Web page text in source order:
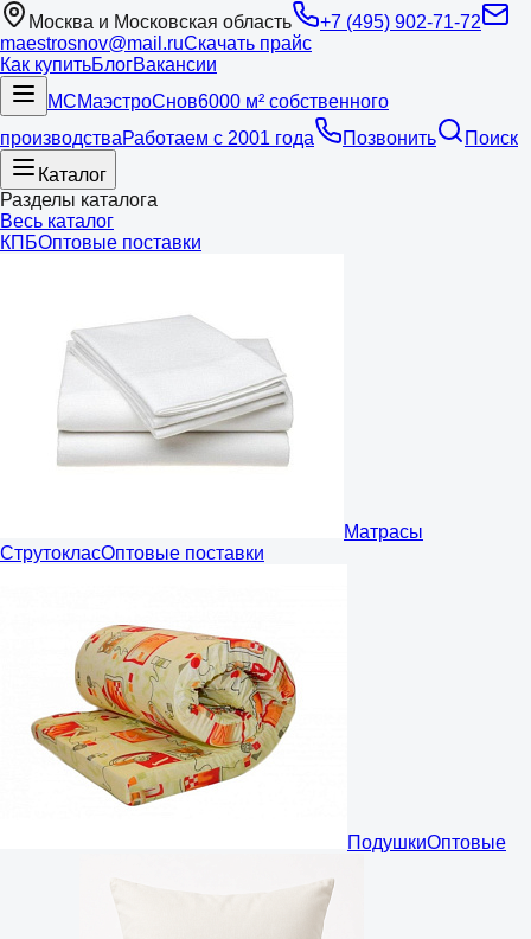
Москва и Московская область
+7 (495) 902-71-72
maestrosnov@mail.ruСкачать прайс
Как купитьБлогВакансии
МСМаэстроСнов6000 м² собственного
производстваРаботаем с 2001 года Позвонить
Поиск
Каталог
Разделы каталога
Весь каталог
КПБОптовые поставки
Матрасы
СтрутокласОптовые поставки
ПодушкиОптовые